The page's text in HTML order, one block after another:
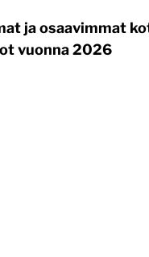
ja osaavimmat
vuonna 2026